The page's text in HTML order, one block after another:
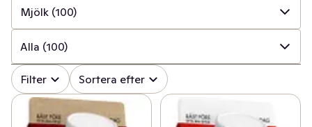
Mjölk (100)
✓ Alla (1366)
✓ (417)
Mjölk (100)
Alla (100)
✓ Alla (100)
Filter Sortera efter